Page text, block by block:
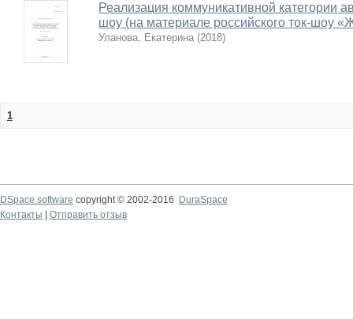
Реализация коммуникативной категории
шоу (на материале российского ток-шоу
Уланова, Екатерина (2018)
1
DSpace software copyright © 2002-2016
DuraSpace
Контакты
Отправить отзыв